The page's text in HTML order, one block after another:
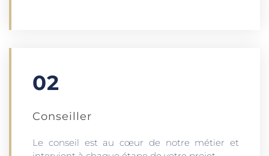
02
Conseiller
Le conseil est au cœur de notre métier et